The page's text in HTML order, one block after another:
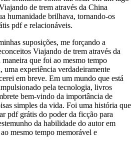
de trem através da China
humanidade brilhava, tornando-os
pdf e relacionáveis.
suposições, me forçando a
Viajando de trem através da
que foi ao mesmo tempo
uma experiência verdadeiramente
em breve. Em um mundo que está
pela tecnologia, livros
bem-vindo da importância de
simples da vida. Foi uma história que
pdf grátis do poder da ficção para
da habilidade do autor em
mesmo tempo memorável e